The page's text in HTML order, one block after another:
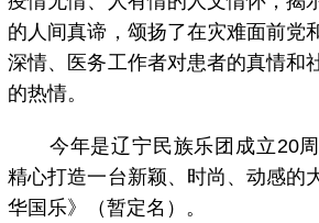
的人间真谛，颂扬了在灾难面前党
深情、医务工作者对患者的真情和
的热情。
今年是辽宁民族乐团成立20周
精心打造一台新颖、时尚、动感的
华国乐》（暂定名）。